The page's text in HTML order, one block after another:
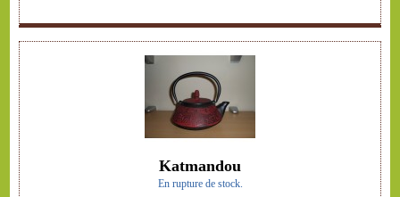
Katmandou
En rupture de stock.